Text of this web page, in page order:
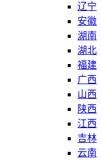
辽宁
安徽
湖南
湖北
福建
广西
山西
陕西
江西
吉林
云南